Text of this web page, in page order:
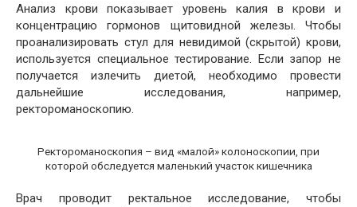
Анализ крови показывает уровень калия в крови и
концентрацию гормонов щитовидной железы. Чтобы
проанализировать стул для невидимой (скрытой) крови,
используется специальное тестирование. Если запор не
получается излечить диетой, необходимо провести
дальнейшие исследования, например,
ректороманоскопию.
Ректороманоскопия – вид «малой» колоноскопии, при
которой обследуется маленький участок кишечника
Врач проводит ректальное исследование, чтобы